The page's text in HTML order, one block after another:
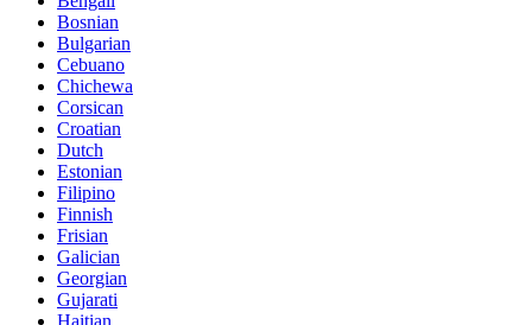
Bosnian
Bulgarian
Cebuano
Chichewa
Corsican
Croatian
Dutch
Estonian
Filipino
Finnish
Frisian
Galician
Georgian
Gujarati
Haitian